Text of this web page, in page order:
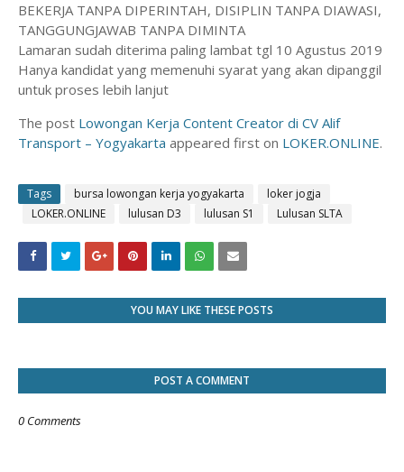
BEKERJA TANPA DIPERINTAH, DISIPLIN TANPA DIAWASI,
TANGGUNGJAWAB TANPA DIMINTA
Lamaran sudah diterima paling lambat tgl 10 Agustus 2019
Hanya kandidat yang memenuhi syarat yang akan dipanggil
untuk proses lebih lanjut
The post Lowongan Kerja Content Creator di CV Alif
Transport – Yogyakarta appeared first on LOKER.ONLINE.
Tags bursa lowongan kerja yogyakarta
loker jogja
LOKER.ONLINE
lulusan D3 lulusan S1 Lulusan SLTA
YOU MAY LIKE THESE POSTS
POST A COMMENT
0 Comments